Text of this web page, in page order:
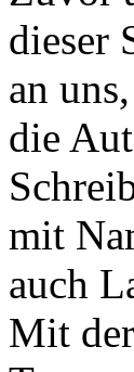
dieser
an
die
mit
auch
Mit